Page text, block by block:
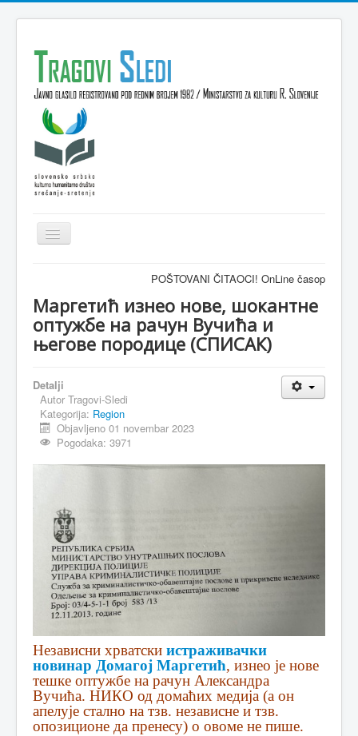
Isključi
navigaciju
VESTI
KULTURA
INTERVJU
MAGAZIN
FELJTON
SPORT
PISMA ČITALACA
POŠTOVANI ČITAOCI! OnLine časopis
Маргетић изнео нове, шокантне
оптужбе на рачун Вучића и
његове породице (СПИСАК)
Detalji
Autor Tragovi-Sledi
Kategorija: Region
Objavljeno 01 novembar 2023
Pogodaka: 3971
Независни хрватски истраживачки
новинар Домагој Маргетић, изнео је нове
тешке оптужбе на рачун Александра
Вучића. НИКО од домаћих медија (а он
апелује стално на тзв. независне и тзв.
опозиционе да пренесу) о овоме не пише.